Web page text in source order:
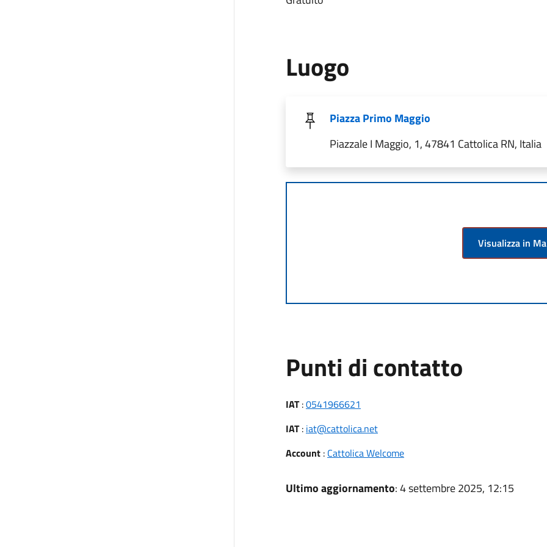
Luogo
Piazza Primo Maggio
Piazzale I Maggio, 1, 47841 Cattolica RN, Italia
Visualizza in
Punti di contatto
IAT:0541966621
IAT: iat@cattolica.net
Account: Cattolica Welcome
Ultimo aggiornamento: 4 settembre 2025, 12:15